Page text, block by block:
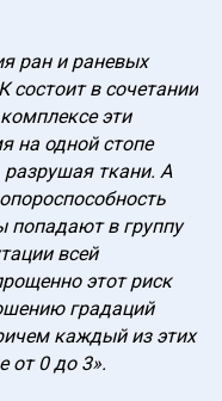
ран и раневых
состоит в сочетании
эти
на одной стопе
ткани. А
попадают в группу
всей
этот риск
градаций
каждый из этих
от 0 до 3».